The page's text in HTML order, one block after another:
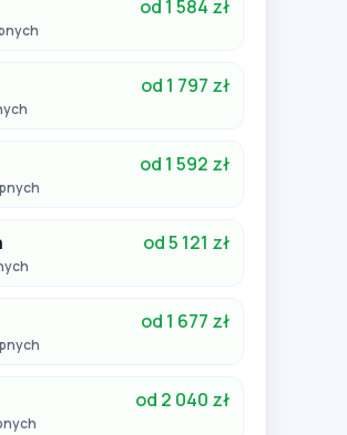
od 1 584 zł
od 1 797 zł
od 1 592 zł
od 5 121 zł
od 1 677 zł
od 2 040 zł